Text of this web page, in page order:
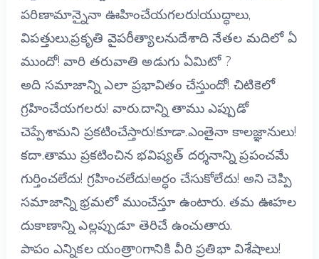
పరిణామాన్నైనా ఊహించేయగలరు!యుద్ధాలు,
విపత్తులు,ప్రకృతి వైపరీత్యాలనుదేశాది నేతల మదిలో ఏ
ముందో! వారి తరువాతి అడుగు ఏమిటో ?
అది సమాజాన్ని ఎలా ప్రభావితం చేస్తుందో! చిటికెలో
గ్రహించేయగలరు! వారు.దాన్ని తాము ఎప్పుడో
చెప్పేశామని ప్రకటించేస్తారు!కూడా.ఎంతైనా కాలజ్ఞానులు!
కదా.తాము ప్రకటించిన భవిష్యత్ దర్శనాన్ని ప్రపంచమే
గుర్తించలేదు! గ్రహించలేదు!అర్ధం చేసుకోలేదు! అని చెప్పి
సమాజాన్ని భ్రమలో ముంచేస్తూ ఉంటారు. తమ ఊహల
దుకాణాన్ని ఎల్లప్పుడూ తెరిచే ఉంచుతారు.
పాపం ఎన్నికల యంత్రాoగానికి వీరి ప్రతిభా విశేషాలు!